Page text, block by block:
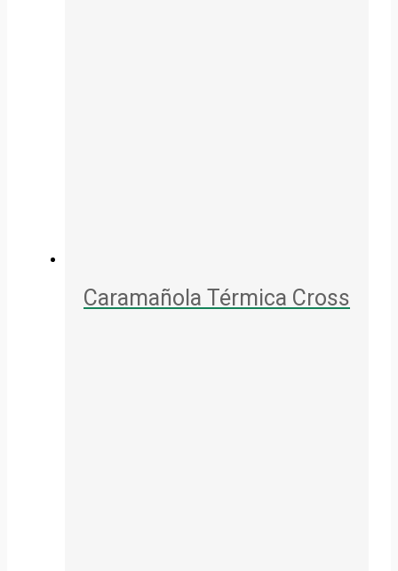
Caramañola Térmica Cross